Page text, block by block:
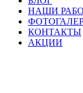
НАШИ
КОНТАКТЫ
АКЦИИ